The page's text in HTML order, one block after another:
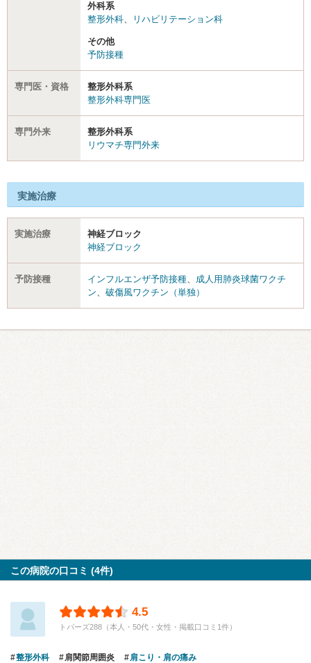
外科系
整形外科
リハビリテーション科
その他
予防接種
専門医・資格
整形外科系
整形外科専門医
専門外来
整形外科系
リウマチ専門外来
実施治療
実施治療
神経ブロック
神経ブロック
予防接種 インフルエンザ予防接種
成人用肺炎球菌ワクチ
ン
破傷風ワクチン（単独）
この病院の口コミ (4件)
4.5
トパーズ288（本人・50代・女性・掲載口コミ1件）
整形外科 肩関節周囲炎 肩こり・肩の痛み